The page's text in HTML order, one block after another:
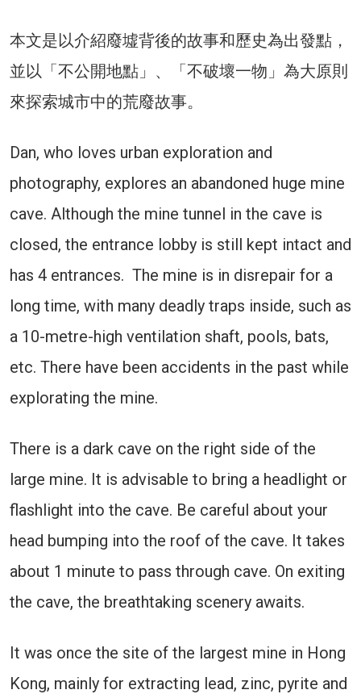
本文是以介紹廢墟背後的故事和歷史為出發點，
並以「不公開地點」、「不破壞一物」為大原則
來探索城市中的荒廢故事。
Dan, who loves urban exploration and
photography, explores an abandoned huge mine
cave. Although the mine tunnel in the cave is
closed, the entrance lobby is still kept intact and
has 4 entrances. The mine is in disrepair for a
long time, with many deadly traps inside, such as
a 10-metre-high ventilation shaft, pools, bats,
etc. There have been accidents in the past while
explorating the mine.
There is a dark cave on the right side of the
large mine. It is advisable to bring a headlight or
flashlight into the cave. Be careful about your
head bumping into the roof of the cave. It takes
about 1 minute to pass through cave. On exiting
the cave, the breathtaking scenery awaits.
It was once the site of the largest mine in Hong
Kong, mainly for extracting lead, zinc, pyrite and